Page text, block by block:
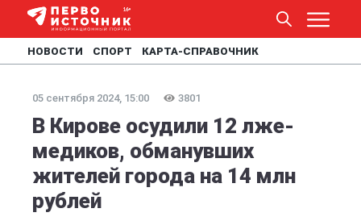
НОВОСТИ СПОРТ КАРТА-СПРАВОЧНИК
05 сентября 2024, 15:00 3801
В Кирове осудили 12 лже-
медиков, обманувших
жителей города на 14 млн
рублей